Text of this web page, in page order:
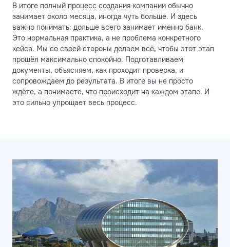
В итоге полный процесс создания компании обычно
занимает около месяца, иногда чуть больше. И здесь
важно понимать: дольше всего занимает именно банк.
Это нормальная практика, а не проблема конкретного
кейса. Мы со своей стороны делаем всё, чтобы этот этап
прошёл максимально спокойно. Подготавливаем
документы, объясняем, как проходит проверка, и
сопровождаем до результата. В итоге вы не просто
ждёте, а понимаете, что происходит на каждом этапе. И
это сильно упрощает весь процесс.